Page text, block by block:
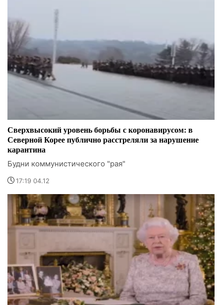
Сверхвысокий уровень борьбы с коронавирусом: в
Северной Корее публично расстреляли за нарушение
карантина
Будни коммунистического "рая"
17:19 04.12